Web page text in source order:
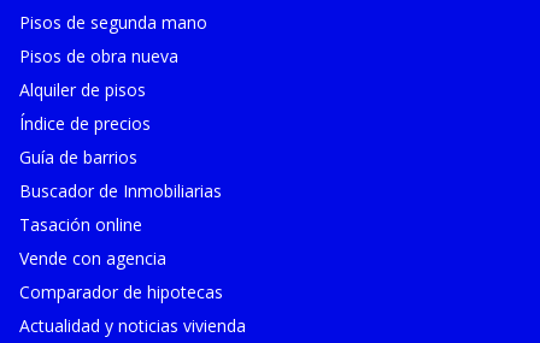
Pisos de segunda mano
Pisos de obra nueva
Alquiler de pisos
Índice de precios
Guía de barrios
Buscador de Inmobiliarias
Tasación online
Vende con agencia
Comparador de hipotecas
Actualidad y noticias vivienda